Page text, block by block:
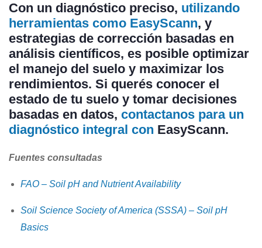
Con un diagnóstico preciso, utilizando
herramientas como EasyScann, y
estrategias de corrección basadas en
análisis científicos, es posible optimizar
el manejo del suelo y maximizar los
rendimientos. Si querés conocer el
estado de tu suelo y tomar decisiones
basadas en datos, contactanos para un
diagnóstico integral con EasyScann.
Fuentes consultadas
FAO – Soil pH and Nutrient Availability
Soil Science Society of America (SSSA) – Soil pH
Basics